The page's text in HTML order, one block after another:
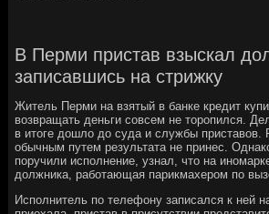
В Перми пристав взыскал
записавшись на стрижку
Житель Перми на взятый в банке кредит
возвращать деньги совсем не торопился.
в итоге дошло до суда и службы приставов.
обычным путем результата не принес.
поручили исполнение, узнал, что на
должника, работающая парикмахером по
Исполнитель по телефону записался к ней